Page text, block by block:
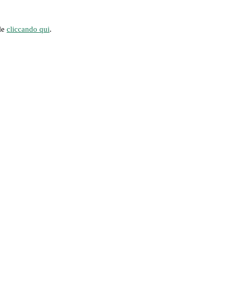
cliccando qui.